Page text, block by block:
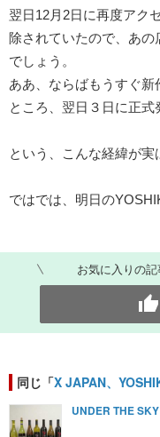
翌日 12月 2日に再度アク
除されていたので、あ
でしょう。
ああ、ならばもうすぐ
ところ、翌日３日に正式
という、こんな経緯が実
ではでは、明日の
お気に入りの
同じ「X JAPAN、
UNDER THE SKY